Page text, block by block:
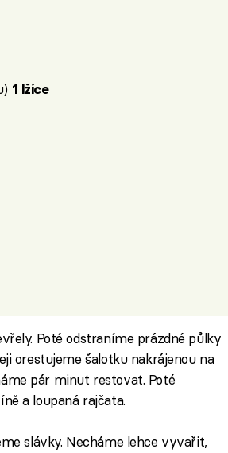
1 lžíce
Poté odstraníme prázdné půlky
orestujeme šalotku nakrájenou na
pár minut restovat. Poté
a loupaná rajčata.
slávky. Necháme lehce vyvařit,